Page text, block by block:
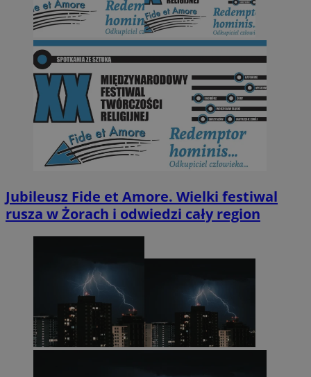
Jubileusz Fide et Amore. Wielki festiwal
rusza w Żorach i odwiedzi cały region